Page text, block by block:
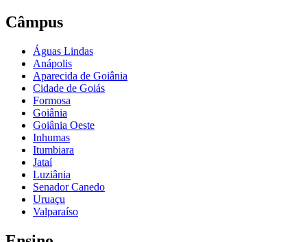
Câmpus
Águas Lindas
Anápolis
Aparecida de Goiânia
Cidade de Goiás
Formosa
Goiânia
Goiânia Oeste
Inhumas
Itumbiara
Jataí
Luziânia
Senador Canedo
Uruaçu
Valparaíso